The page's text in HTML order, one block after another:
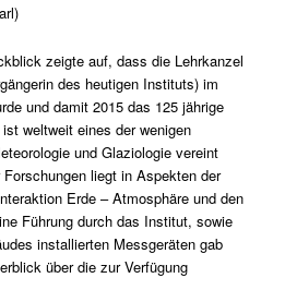
zeigte auf, dass die Lehrkanzel
des heutigen Instituts) im
und damit 2015 das 125 jährige
ist weltweit eines der wenigen
und Glaziologie vereint
liegt in Aspekten der
Erde – Atmosphäre und den
Führung durch das Institut, sowie
installierten Messgeräten gab
über die zur Verfügung